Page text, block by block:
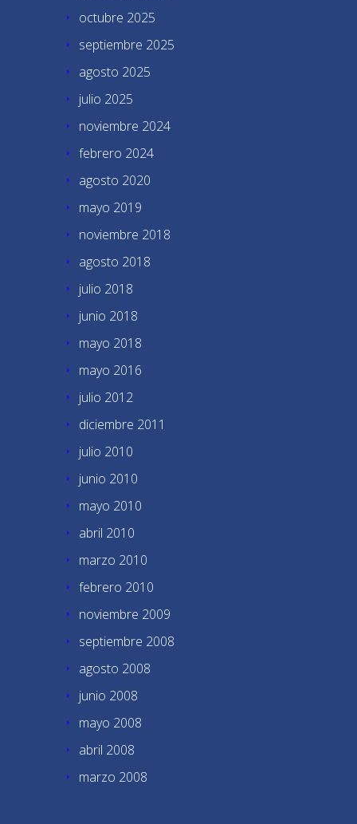
octubre 2025
septiembre 2025
agosto 2025
julio 2025
noviembre 2024
febrero 2024
agosto 2020
mayo 2019
noviembre 2018
agosto 2018
julio 2018
junio 2018
mayo 2018
mayo 2016
julio 2012
diciembre 2011
julio 2010
junio 2010
mayo 2010
abril 2010
marzo 2010
febrero 2010
noviembre 2009
septiembre 2008
agosto 2008
junio 2008
mayo 2008
abril 2008
marzo 2008